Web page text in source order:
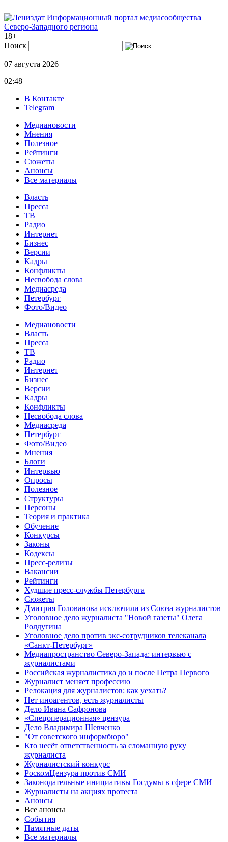
Информационный портал медиасообщества
Северо-Западного региона
18+
Поиск
07 августа 2026
02:48
В Контакте
Telegram
Медиановости
Мнения
Полезное
Рейтинги
Сюжеты
Анонсы
Все материалы
Власть
Пресса
ТВ
Радио
Интернет
Бизнес
Версии
Кадры
Конфликты
Несвобода слова
Медиасреда
Петербург
Фото/Видео
Медиановости
Власть
Пресса
ТВ
Радио
Интернет
Бизнес
Версии
Кадры
Конфликты
Несвобода слова
Медиасреда
Петербург
Фото/Видео
Мнения
Блоги
Интервью
Опросы
Полезное
Структуры
Персоны
Теория и практика
Обучение
Конкурсы
Законы
Кодексы
Пресс-релизы
Вакансии
Рейтинги
Худшие пресс-службы Петербурга
Сюжеты
Дмитрия Голованова исключили из Союза журналистов
Уголовное дело журналиста "Новой газеты" Олега
Ролдугина
Уголовное дело против экс-сотрудников телеканала
«Санкт-Петербург»
Медиапространство Северо-Запада: интервью с
журналистами
Российская журналистика до и после Петра Первого
Журналист меняет профессию
Релокация для журналистов: как уехать?
Нет иноагентов, есть журналисты
Дело Ивана Сафронова
«Спецоперационная» цензура
Дело Владимира Шевченко
"От советского информбюро"
Кто несёт ответственность за сломанную руку
журналиста
Журналистский конкурс
РоскомЦензура против СМИ
Законодательные инициативы Госдумы в сфере СМИ
Журналисты на акциях протеста
Анонсы
Все анонсы
События
Памятные даты
Все материалы